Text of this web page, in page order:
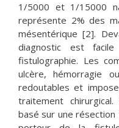
1/5000 et 1/15000
représente 2% des
mésentérique [2].
diagnostic est
fistulographie. Les
ulcère, hémorragie
redoutables et
traitement
basé sur une résection